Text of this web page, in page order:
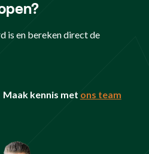
is en bereken direct de
Maak kennis met ons team